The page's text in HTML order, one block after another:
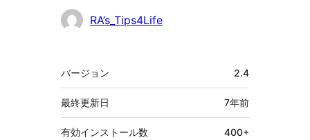
貢
RA’s_Tips4Life
メ
タ
バージョン 2.4
最終更新日 7年前
有効インストール数 400+